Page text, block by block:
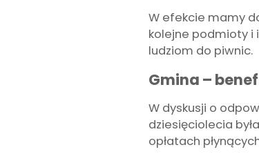
W efekcie mamy
kolejne podmioty i
ludziom do piwnic.
Gmina –
W dyskusji o
dziesięciolecia
opłatach